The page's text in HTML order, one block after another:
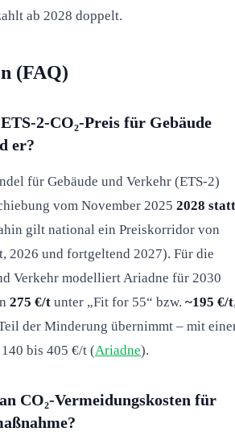
ab 2028 doppelt.
(FAQ)
2-CO₂-Preis für Gebäude
er?
für Gebäude und Verkehr (ETS-2)
vom November 2025 2028 statt
gilt national ein Preiskorridor von
2026 und fortgeltend 2027). Für die
Verkehr modelliert Ariadne für 2030
275 €/t unter „Fit for 55“ bzw. ~195 €/t
der Minderung übernimmt – mit
bis 405 €/t (Ariadne).
CO₂-Vermeidungskosten für